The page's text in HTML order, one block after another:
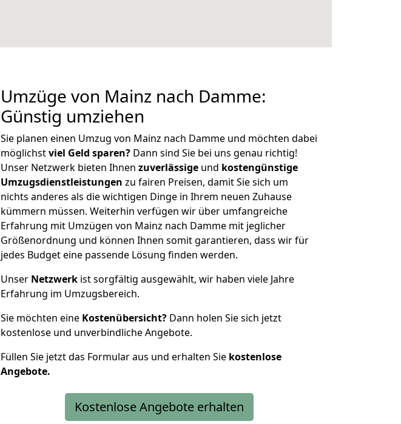
Umzüge von Mainz nach Damme:
Günstig umziehen
Sie planen einen Umzug von Mainz nach Damme und möchten dabei
möglichstviel Geld sparen? Dann sind Sie bei uns genau richtig!
Unser Netzwerk bieten Ihnen zuverlässige und kostengünstige
Umzugsdienstleistungen zu fairen Preisen, damit Sie sich um
nichts anderes als die wichtigen Dinge in Ihrem neuen Zuhause
kümmern müssen. Weiterhin verfügen wir über umfangreiche
Erfahrung mit Umzügen von Mainz nach Damme mit jeglicher
Größenordnung und können Ihnen somit garantieren, dass wir für
jedes Budget eine passende Lösung finden werden.
Unser Netzwerk ist sorgfältig ausgewählt, wir haben viele Jahre
Erfahrung im Umzugsbereich.
Sie möchten eine Kostenübersicht? Dann holen Sie sich jetzt
kostenlose und unverbindliche Angebote.
Füllen Sie jetzt das Formular aus und erhalten Sie kostenlose
Angebote.
Kostenlose Angebote erhalten